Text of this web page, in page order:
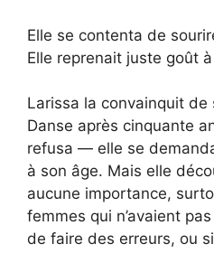
Elle se contenta de
Elle reprenait juste goût
Larissa la convainquit de
Danse après cinquante
refusa — elle se
à son âge. Mais elle
aucune importance,
femmes qui n’avaient
de faire des erreurs, ou